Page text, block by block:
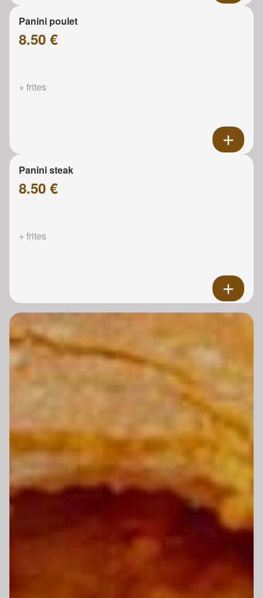
Panini poulet
8.50 €
+ frites
Panini steak
8.50 €
+ frites